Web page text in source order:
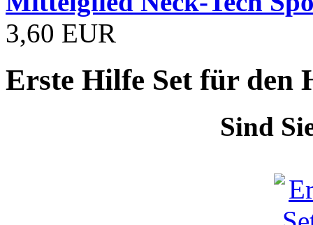
3,60 EUR
Erste Hilfe Set für den
Sind